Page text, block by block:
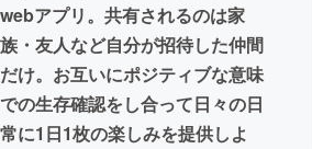
webアプリ。共有されるのは家
族・友人など自分が招待した仲間
だけ。お互いにポジティブな意味
での生存確認をし合って日々の日
常に1日1枚の楽しみを提供しよ